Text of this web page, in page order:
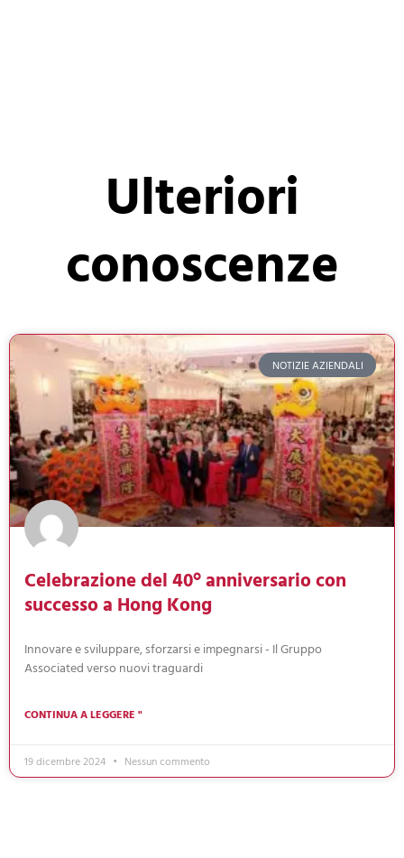
Ulteriori
conoscenze
NOTIZIE AZIENDALI
Celebrazione del 40° anniversario con
successo a Hong Kong
Innovare e sviluppare, sforzarsi e impegnarsi - Il Gruppo
Associated verso nuovi traguardi
CONTINUA A LEGGERE "
19 dicembre 2024 Nessun commento